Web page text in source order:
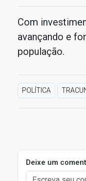
Com
avançando e
população.
POLÍTICA
Deixe um